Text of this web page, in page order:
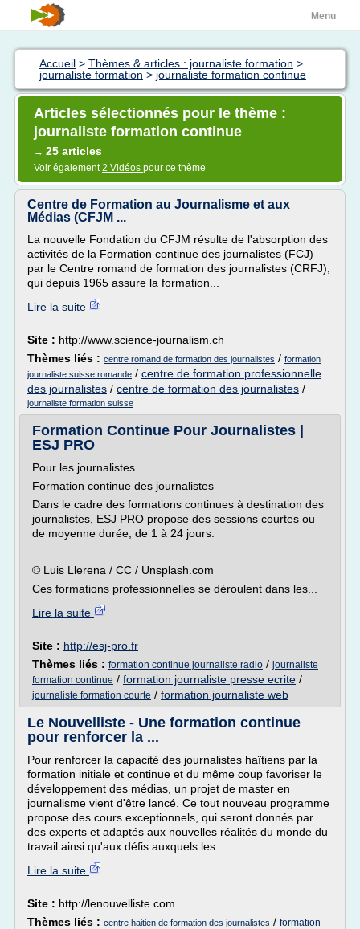
Menu
Accueil > Thèmes & articles : journaliste formation >
journaliste formation > journaliste formation continue
Articles sélectionnés pour le thème :
journaliste formation continue
→ 25 articles
Voir également2 Vidéos pour ce thème
Centre de Formation au Journalisme et aux
Médias (CFJM ...
La nouvelle Fondation du CFJM résulte de l'absorption des
activités de la Formation continue des journalistes (FCJ)
par le Centre romand de formation des journalistes (CRFJ),
qui depuis 1965 assure la formation...
Lire la suite
Site : http://www.science-journalism.ch
Thèmes liés : centre romand de formation des journalistes / formation
journaliste suisse romande / centre de formation professionnelle
des journalistes / centre de formation des journalistes /
journaliste formation suisse
Formation Continue Pour Journalistes |
ESJ PRO
Pour les journalistes
Formation continue des journalistes
Dans le cadre des formations continues à destination des
journalistes, ESJ PRO propose des sessions courtes ou
de moyenne durée, de 1 à 24 jours.
© Luis Llerena / CC / Unsplash.com
Ces formations professionnelles se déroulent dans les...
Lire la suite
Site : http://esj-pro.fr
Thèmes liés : formation continue journaliste radio / journaliste
formation continue / formation journaliste presse ecrite /
journaliste formation courte / formation journaliste web
Le Nouvelliste - Une formation continue
pour renforcer la ...
Pour renforcer la capacité des journalistes haïtiens par la
formation initiale et continue et du même coup favoriser le
développement des médias, un projet de master en
journalisme vient d'être lancé. Ce tout nouveau programme
propose des cours exceptionnels, qui seront donnés par
des experts et adaptés aux nouvelles réalités du monde du
travail ainsi qu'aux défis auxquels les...
Lire la suite
Site : http://lenouvelliste.com
Thèmes liés : centre haitien de formation des journalistes / formation